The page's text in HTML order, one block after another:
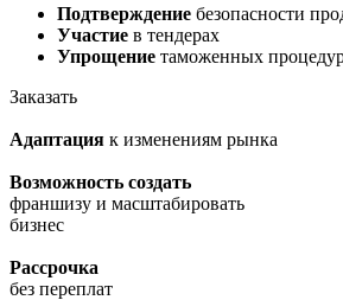
Подтверждение безопасности
Участие в тендерах
Упрощение таможенных
Заказать
Адаптация к изменениям рынка
Возможность создать
франшизу и масштабировать
бизнес
Рассрочка
без переплат